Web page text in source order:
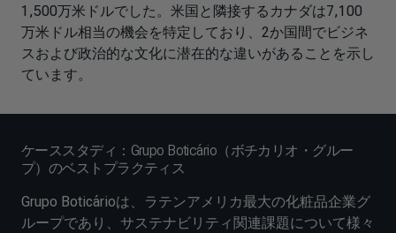
1,500万米ドルでした。米国と隣接するカナダは7,100
万米ドル相当の機会を特定しており、2か国間でビジネ
スおよび政治的な文化に潜在的な違いがあることを示し
ています。
ケーススタディ：Grupo Boticário（ボチカリオ・グルー
プ）のベストプラクティス
Grupo Boticárioは、ラテンアメリカ最大の化粧品企業グ
ループであり、サステナビリティ関連課題について様々